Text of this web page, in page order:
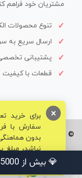
مشتریان خود فراهم
تنوع محصولات
ارسال سریع به
پشتیبانی
قطعات با
© تمامی حقوق برای
برای خرید
سفارش با
بدون
نباشد، مبلغ
مالیاتی به
×
💎 بیش از 5000 قلم قطعات الکترونیک و رباتیک